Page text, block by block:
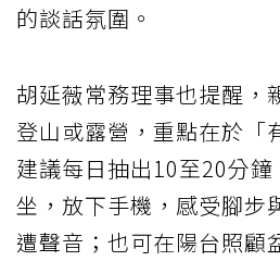
的談話氛圍。
胡延薇常務理事也提醒，
登山或露營，重點在於「
建議每日抽出10至20分
坐，放下手機，感受腳步
遭聲音；也可在陽台照顧